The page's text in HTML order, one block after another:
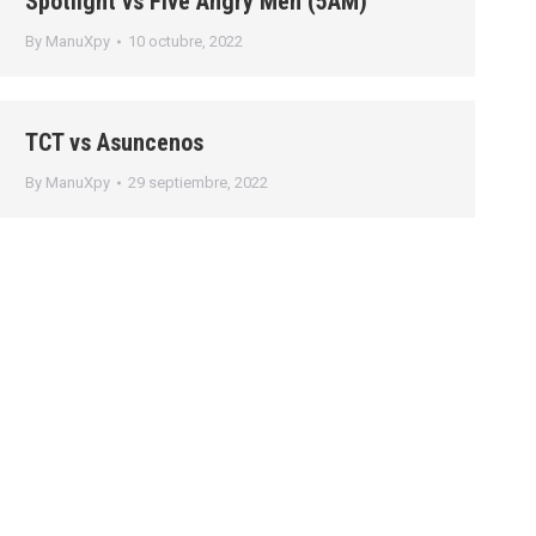
By ManuXpy 10 octubre, 2022
TCT vs Asuncenos
By ManuXpy 29 septiembre, 2022